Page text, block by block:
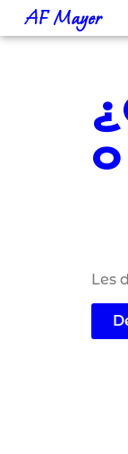
AF Mayer
Les